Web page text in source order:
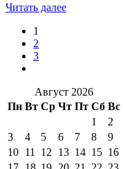
Читать далее
1
2
3
Август 2026
Пн Вт Ср Чт Пт Сб Вс
1
2
3
4 5 6 7 8
9
10 11 12 13 14 15 16